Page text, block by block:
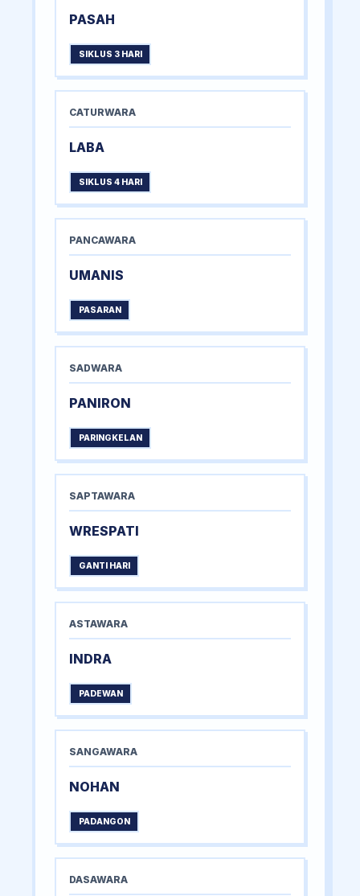
PASAH
SIKLUS 3 HARI
CATURWARA
LABA
SIKLUS 4 HARI
PANCAWARA
UMANIS
PASARAN
SADWARA
PANIRON
PARINGKELAN
SAPTAWARA
WRESPATI
GANTI HARI
ASTAWARA
INDRA
PADEWAN
SANGAWARA
NOHAN
PADANGON
DASAWARA